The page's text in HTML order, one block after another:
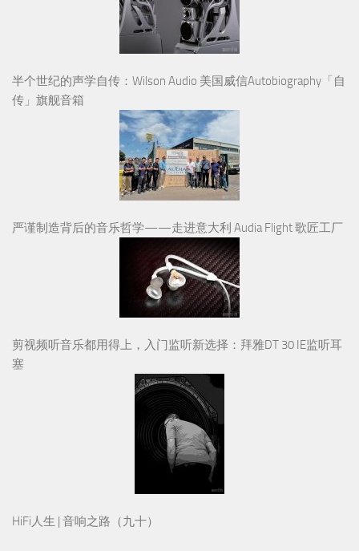
半个世纪的声学自传：Wilson Audio 美国威信Autobiography「自
传」旗舰音箱
严谨制造背后的音乐哲学——走进意大利 Audia Flight 歌匠工厂
剪视频听音乐都用得上，入门监听新选择：拜雅DT 30 IE监听耳
塞
HiFi人生 | 音响之路（九十）